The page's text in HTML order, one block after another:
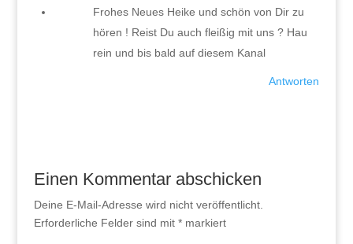
Frohes Neues Heike und schön von Dir zu
hören ! Reist Du auch fleißig mit uns ? Hau
rein und bis bald auf diesem Kanal
Antworten
Einen Kommentar abschicken
Deine E-Mail-Adresse wird nicht veröffentlicht.
Erforderliche Felder sind mit *markiert